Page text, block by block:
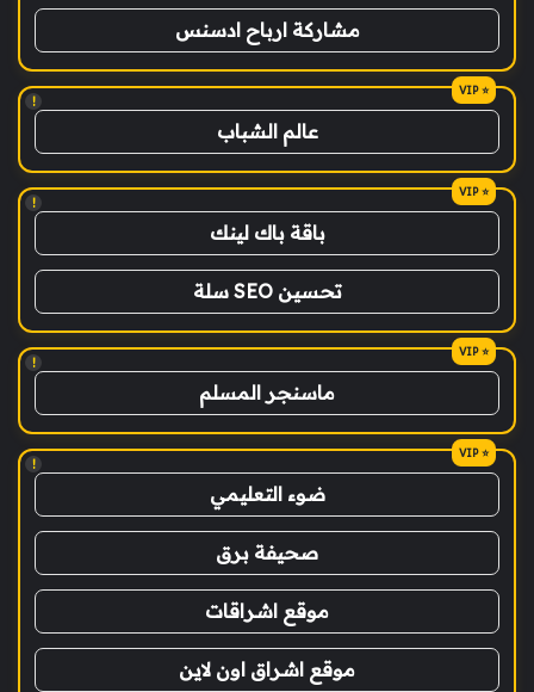
مشاركة ارباح ادسنس
!
عالم الشباب
!
باقة باك لينك
تحسين SEO سلة
!
ماسنجر المسلم
!
ضوء التعليمي
صحيفة برق
موقع اشراقات
موقع اشراق اون لاين